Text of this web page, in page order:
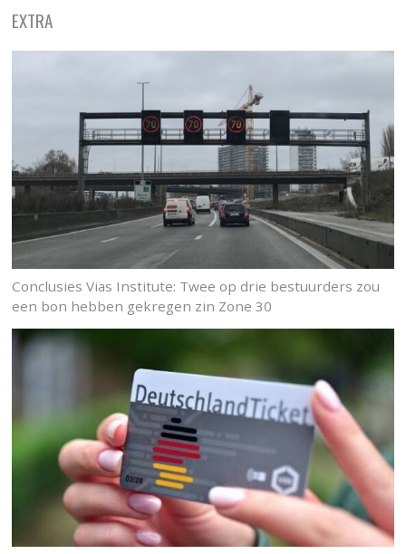
EXTRA
Conclusies Vias Institute: Twee op drie bestuurders zou
een bon hebben gekregen zin Zone 30